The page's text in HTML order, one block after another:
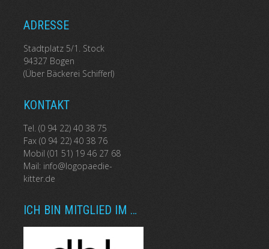
ADRESSE
Stadtplatz 5/1. Stock
94327 Bogen
(Über Bäckerei Schifferl)
KONTAKT
Tel. (0 94 22) 40 38 75
Fax (0 94 22) 40 38 76
Mobil (01 51) 19 46 27 68
Mail: info@logopaedie-
kitter.de
ICH BIN MITGLIED IM …